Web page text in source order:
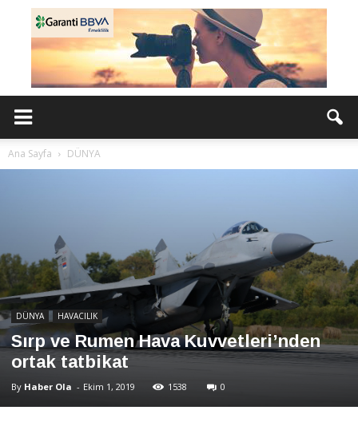
Ana Sayfa DÜNYA
DÜNYA HAVACILIK
Sırp ve Rumen Hava Kuvvetleri’nden
ortak tatbikat
By Haber Ola - Ekim 1, 2019 1538 0